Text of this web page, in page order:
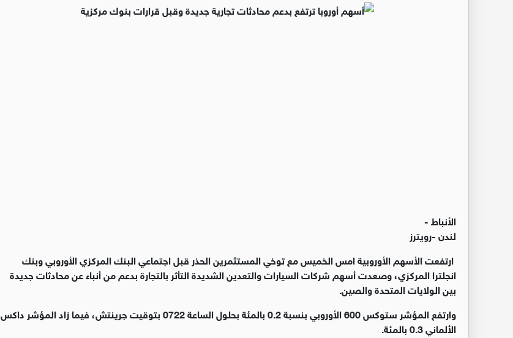
الأنباط -
لندن -رويترز
ارتفعت الأسهم الأوروبية امس الخميس مع توخي المستثمرين الحذر قبل اجتماعي البنك المركزي الأوروبي وبنك
انجلترا المركزي، وصعدت أسهم شركات السيارات والتعدين الشديدة التأثر بالتجارة بدعم من أنباء عن محادثات جديدة
بين الولايات المتحدة والصين.
وارتفع المؤشر ستوكس 600 الأوروبي بنسبة 0.2 بالمئة بحلول الساعة 0722 بتوقيت جرينتش، فيما زاد المؤشر داكس
الألماني 0.3 بالمئة.